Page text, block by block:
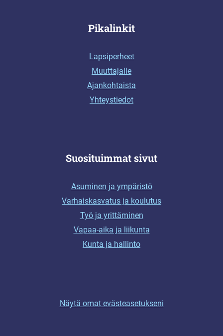
Pikalinkit
Lapsiperheet
Muuttajalle
Ajankohtaista
Yhteystiedot
Suosituimmat sivut
Asuminen ja ympäristö
Varhaiskasvatus ja koulutus
Työ ja yrittäminen
Vapaa-aika ja liikunta
Kunta ja hallinto
Näytä omat evästeasetukseni